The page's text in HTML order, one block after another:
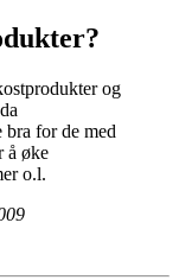
og
for de med
å øke
o.l.